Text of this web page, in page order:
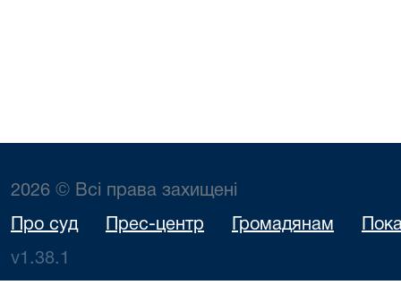
2026 © Всі права захищені
Про суд Прес-центр Громадянам
v1.38.1